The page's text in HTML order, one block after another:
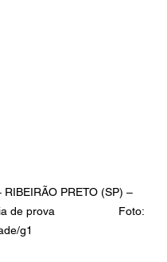
PRETO (SP) –
de prova                    Foto:
g1